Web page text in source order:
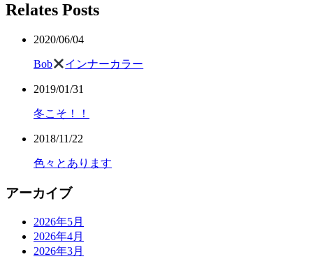
Relates Posts
2020/06/04
Bob インナーカラー
2019/01/31
冬こそ！！
2018/11/22
色々とあります
アーカイブ
2026年5月
2026年4月
2026年3月